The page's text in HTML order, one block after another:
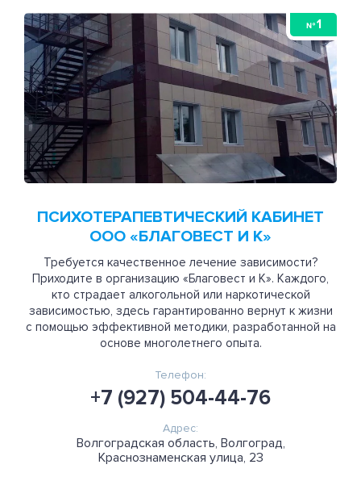
№ 1
ПСИХОТЕРАПЕВТИЧЕСКИЙ КАБИНЕТ
ООО «БЛАГОВЕСТ И К»
Требуется качественное лечение зависимости?
Приходите в организацию «Благовест и К». Каждого,
кто страдает алкогольной или наркотической
зависимостью, здесь гарантированно вернут к жизни
с помощью эффективной методики, разработанной на
основе многолетнего опыта.
Телефон:
+7 (927) 504-44-76
Адрес:
Волгоградская область, Волгоград,
Краснознаменская улица, 23